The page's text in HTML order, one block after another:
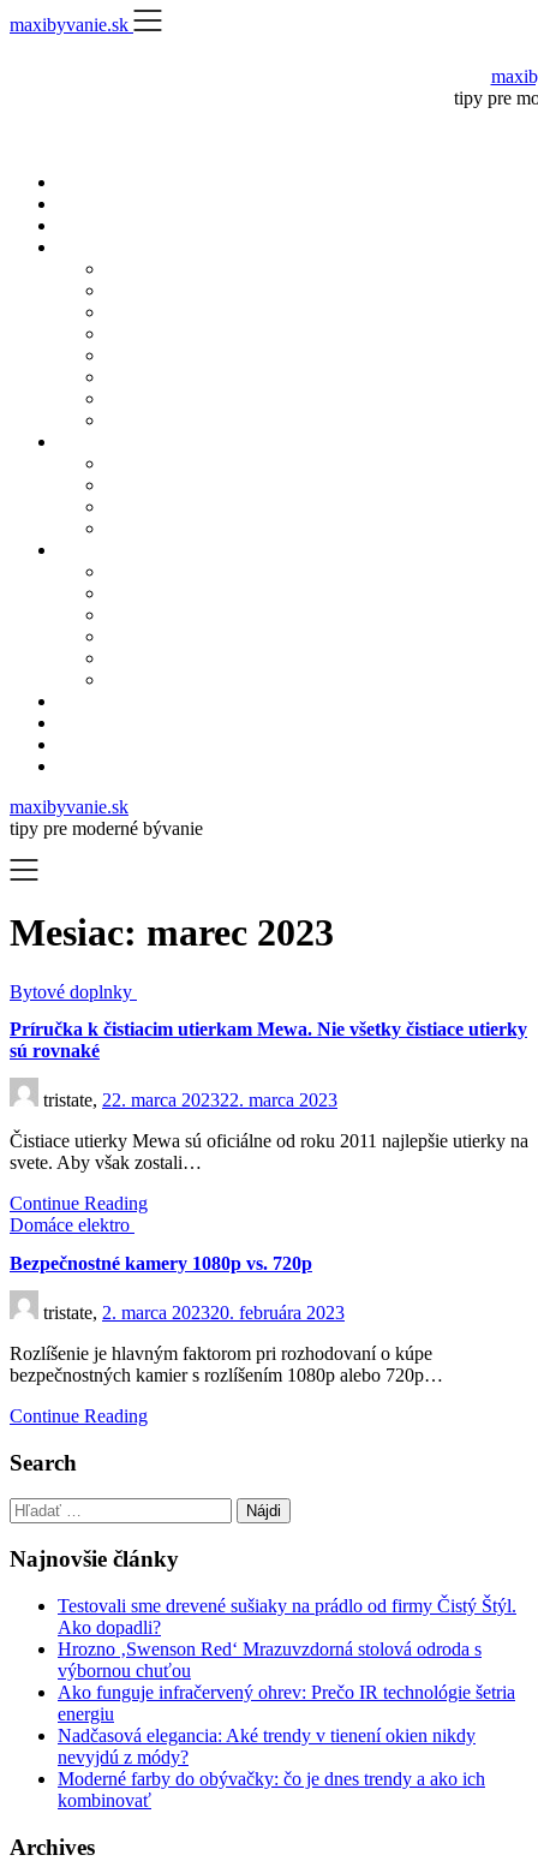
Skip
to
maxibyvanie.sk
tipy pre
maxibyvanie.sk
tipy pre moderné bývanie
Mesiac: marec 2023
Bytové doplnky
Príručka k čistiacim utierkam Mewa. Nie všetky čistiace utierky
sú rovnaké
tristate, 22. marca 202322. marca 2023
Čistiace utierky Mewa sú oficiálne od roku 2011 najlepšie utierky na
svete. Aby však zostali…
Continue Reading
Domáce elektro
Bezpečnostné kamery 1080p vs. 720p
tristate, 2. marca 202320. februára 2023
Rozlíšenie je hlavným faktorom pri rozhodovaní o kúpe
bezpečnostných kamier s rozlíšením 1080p alebo 720p…
Continue Reading
Search
Hľadať:
Najnovšie články
Testovali sme drevené sušiaky na prádlo od firmy Čistý Štýl.
Ako dopadli?
Hrozno ‚Swenson Red‘ Mrazuvzdorná stolová odroda s
výbornou chuťou
Ako funguje infračervený ohrev: Prečo IR technológie šetria
energiu
Nadčasová elegancia: Aké trendy v tienení okien nikdy
nevyjdú z módy?
Moderné farby do obývačky: čo je dnes trendy a ako ich
kombinovať
Archives